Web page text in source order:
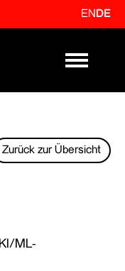
EN DE
Primary
Zurück zur Übersicht
ML-